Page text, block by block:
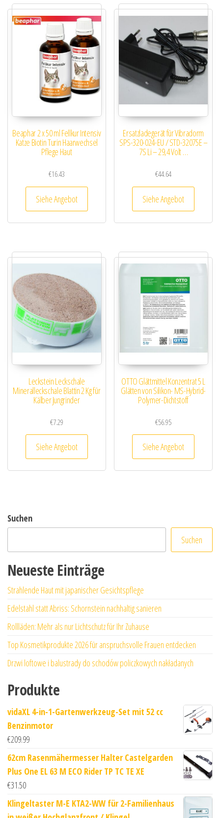
Beaphar 2 x 50 ml Fellkur Intensiv
Katze Biotin Turin Haarwechsel
Pflege Haut
€16.43
Siehe Angebot
Ersatzladegerät für Vibradorm
SPS-320-024-EU / STD-32075E –
7S Li – 29,4 Volt …
€44.64
Siehe Angebot
Leckstein Leckschale
Mineralleckschale Blattin 2 Kg für
Kälber Jungrinder
€7.29
Siehe Angebot
OTTO Glättmittel Konzentrat 5 L
Glätten von Silikon- MS-Hybrid-
Polymer-Dichtstoff
€56.95
Siehe Angebot
Suchen
Suchen
Neueste Einträge
Strahlende Haut mit japanischer Gesichtspflege
Edelstahl statt Abriss: Schornstein nachhaltig sanieren
Rollläden: Mehr als nur Lichtschutz für Ihr Zuhause
Top Kosmetikprodukte 2026 für anspruchsvolle Frauen entdecken
Drzwi loftowe i balustrady do schodów policzkowych nakładanych
Produkte
vidaXL 4-in-1-Gartenwerkzeug-Set mit 52 cc
Benzinmotor
€209.99
62cm Rasenmähermesser Halter Castelgarden
Plus One EL 63 M ECO Rider TP TC TE XE
€31.50
Klingeltaster M-E KTA2-WW für 2-Familienhaus